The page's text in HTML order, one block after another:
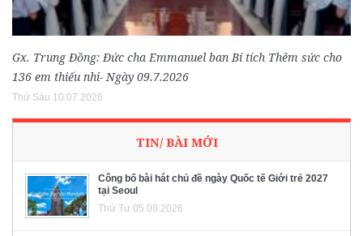
Gx. Trung Đồng: Đức cha Emmanuel ban Bí tích Thêm sức cho
136 em thiếu nhi- Ngày 09.7.2026
Thứ Sáu 10.07.2026
TIN/ BÀI MỚI
Công bố bài hát chủ đề ngày Quốc tế Giới trẻ 2027
tại Seoul
Thứ Tư 05.08.2026